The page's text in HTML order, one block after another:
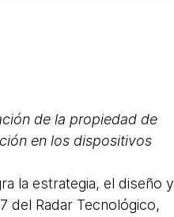
de la propiedad de
en los dispositivos
la estrategia, el diseño y
del Radar Tecnológico,